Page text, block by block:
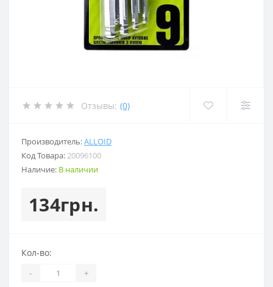
Отзывы: (0)
Производитель:ALLOID
Код Товара:20096100
Наличие: В наличии
134грн.
Кол-во:
- +